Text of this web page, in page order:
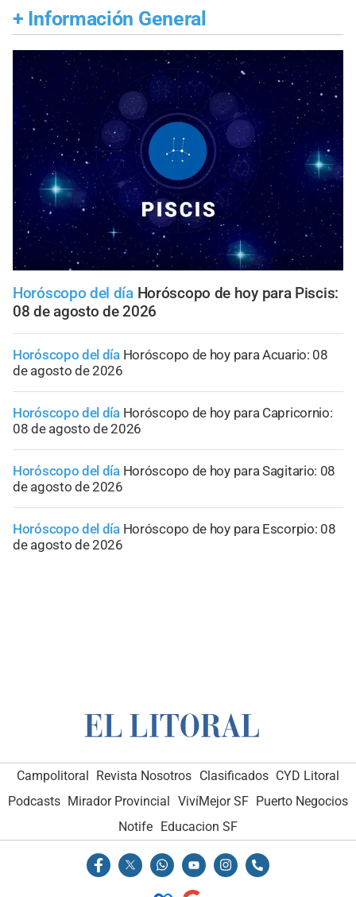
+ Información General
Horóscopo del día Horóscopo de hoy para Piscis:
08 de agosto de 2026
Horóscopo del día Horóscopo de hoy para Acuario: 08
de agosto de 2026
Horóscopo del día Horóscopo de hoy para Capricornio:
08 de agosto de 2026
Horóscopo del día Horóscopo de hoy para Sagitario: 08
de agosto de 2026
Horóscopo del día Horóscopo de hoy para Escorpio: 08
de agosto de 2026
Campolitoral Revista Nosotros Clasificados CYD Litoral
Podcasts Mirador Provincial VivíMejor SF Puerto Negocios
Notife Educacion SF